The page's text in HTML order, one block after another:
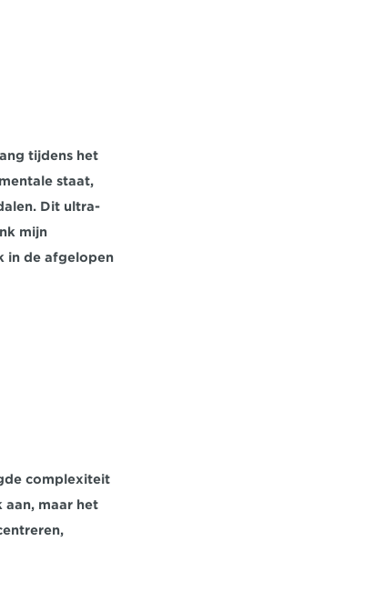
tijdens het
staat,
Dit ultra-
mijn
in de afgelopen
complexiteit
maar het